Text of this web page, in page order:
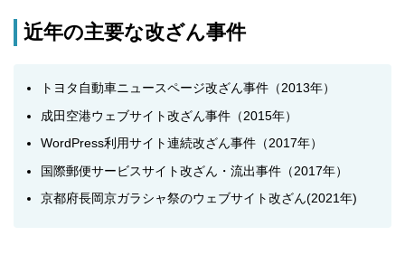
近年の主要な改ざん事件
トヨタ自動車ニュースページ改ざん事件（2013年）
成田空港ウェブサイト改ざん事件（2015年）
WordPress利用サイト連続改ざん事件（2017年）
国際郵便サービスサイト改ざん・流出事件（2017年）
京都府長岡京ガラシャ祭のウェブサイト改ざん(2021年)